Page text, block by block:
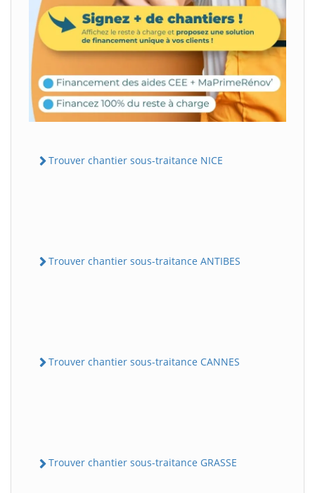
Trouver chantier sous-traitance NICE
Trouver chantier sous-traitance ANTIBES
Trouver chantier sous-traitance CANNES
Trouver chantier sous-traitance GRASSE